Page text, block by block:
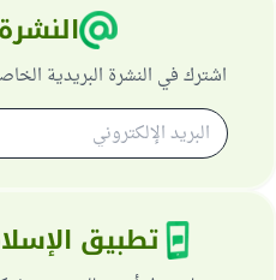
اشترك في النشرة البريدية
تطبيق